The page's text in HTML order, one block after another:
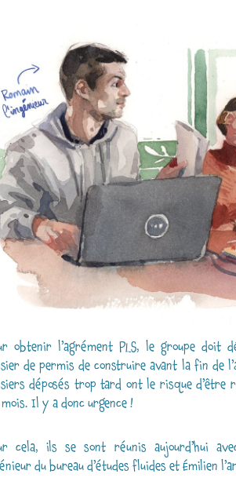
obtenir l’agrément PLS, le groupe doit
de permis de construire avant la fin de
déposés trop tard ont le risque d’être
Il y a donc urgence !
cela, ils se sont réunis aujourd’hui
du bureau d’études fluides et Émilien